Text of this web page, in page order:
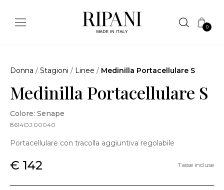
0
Donna / Stagioni / Linee / Medinilla Portacellulare S
Medinilla Portacellulare S
Colore: Senape
8614OJ.00040
Portacellulare con tracolla aggiuntiva regolabile
€ 142 Tasse incluse